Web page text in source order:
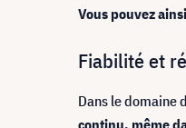
Vous pouvez
Fiabilité et
Dans le domaine
continu, même